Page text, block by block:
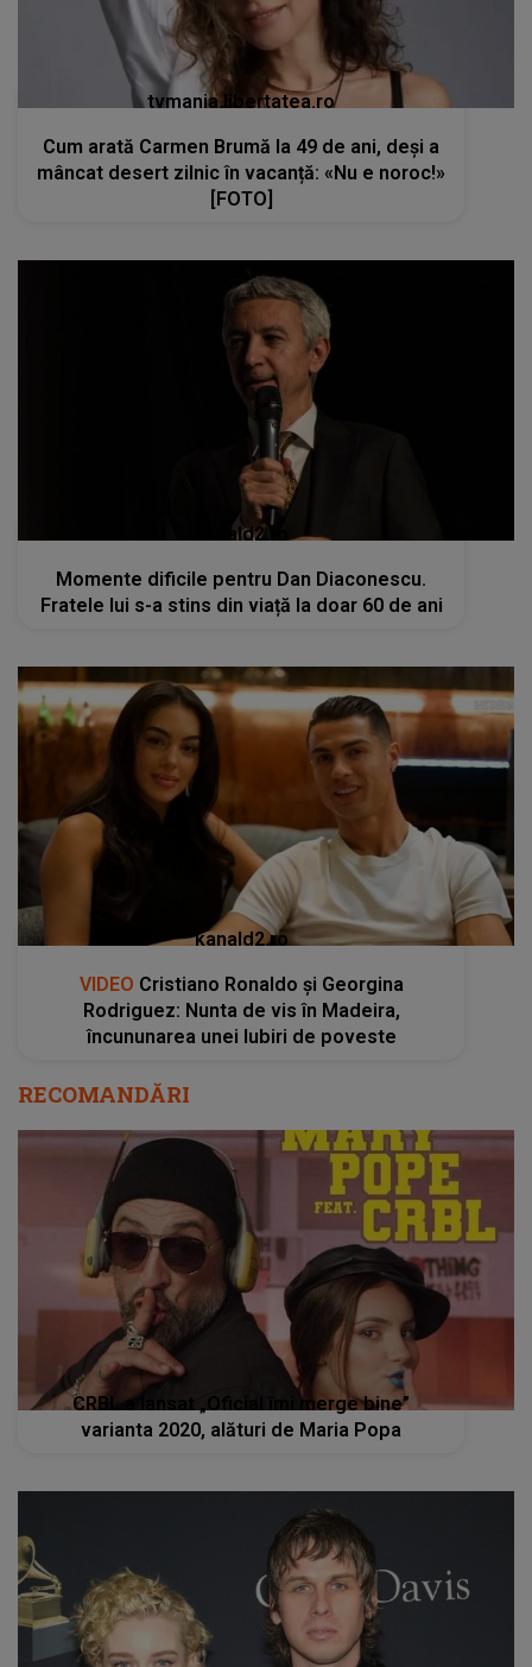
tvmania.libertatea.ro
Cum arată Carmen Brumă la 49 de ani, deși a
mâncat desert zilnic în vacanță: «Nu e noroc!»
[FOTO]
kanald2.ro
Momente dificile pentru Dan Diaconescu.
Fratele lui s-a stins din viață la doar 60 de ani
kanald2.ro
VIDEO Cristiano Ronaldo și Georgina
Rodriguez: Nunta de vis în Madeira,
încununarea unei Iubiri de poveste
RECOMANDĂRI
CRBL a lansat „Oficial îmi merge bine”
varianta 2020, alături de Maria Popa